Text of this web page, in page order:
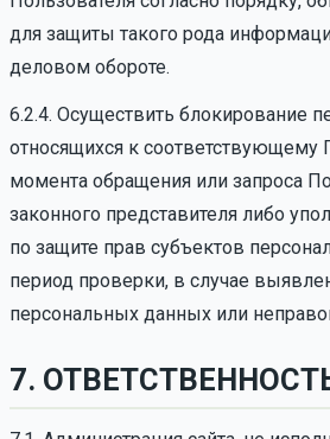
для защиты такого рода
деловом обороте.
6.2.4. Осуществить блокирование
относящихся к соответствующему
момента обращения или запроса
законного представителя либо
по защите прав субъектов
период проверки, в случае
персональных данных или
7.